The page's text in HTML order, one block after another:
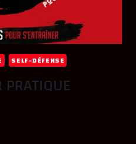
SELF-DÉFENSE
PRATIQUE